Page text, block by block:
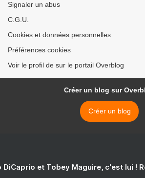
Signaler un abus
C.G.U.
Cookies et données personnelles
Préférences cookies
Voir le profil de sur le portail Overblog
Créer un blog sur
Créer un blog
DiCaprio et Tobey Maguire, c'est lui !